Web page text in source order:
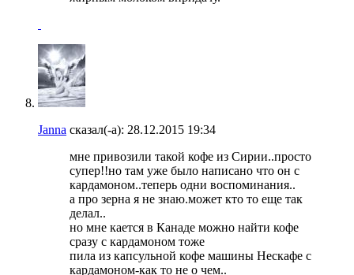
Janna сказал(-а): 28.12.2015 19:34
мне привозили такой кофе из Сирии..просто
супер!!но там уже было написано что он с
кардамоном..теперь одни воспоминания..
а про зерна я не знаю.может кто то еще так
делал..
но мне кается в Канаде можно найти кофе
сразу с кардамоном тоже
пила из капсульной кофе машины Нескафе с
кардамоном-как то не о чем..